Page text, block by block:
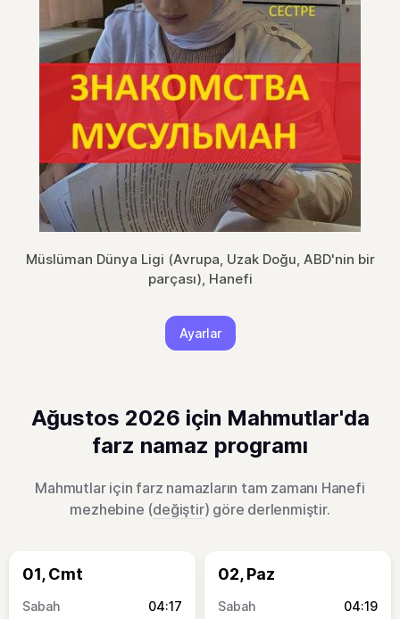
Müslüman Dünya Ligi (Avrupa, Uzak Doğu, ABD'nin bir
parçası), Hanefi
Ayarlar
Ağustos 2026 için Mahmutlar'da
farz namaz programı
Mahmutlar için farz namazların tam zamanı Hanefi
mezhebine (değiştir) göre derlenmiştir.
01, Cmt
04:17
02, Paz
04:19